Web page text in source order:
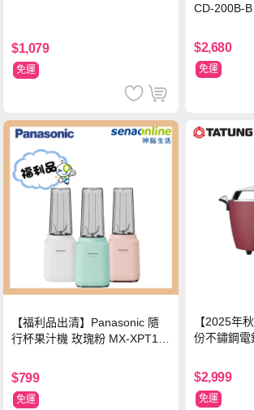
$1,079
免運
CD-200B-B
$2,680
免運
【福利品出清】Panasonic 隨
行杯果汁機 玫瑰粉 MX-XPT10
$799
免運
【2025年
份不鏽鋼電
$2,999
免運